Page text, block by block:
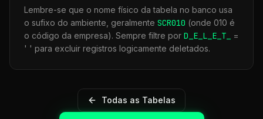
Lembre-se que o nome físico da tabela no banco usa
o sufixo do ambiente, geralmente SCR010 (onde 010 é
o código da empresa). Sempre filtre por D_E_L_E_T_
=
' ' para excluir registros logicamente deletados.
Todas as Tabelas